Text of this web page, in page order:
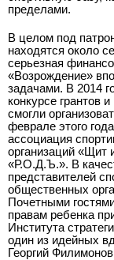
пределами.
В целом под
находятся около
серьезная
«Возрождение»
задачами. В 2014
конкурсе грантов
смогли
феврале этого
ассоциация
организаций «Щит
«Р.О.Д.Ъ.». В
представителей
общественных
Почетными
правам ребенка
Института
один из идейных
Георгий